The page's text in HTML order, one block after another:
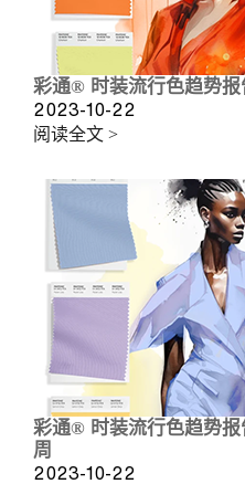
彩通® 时装流行色趋势
2023-10-22
阅读全文 >
彩通® 时装流行色趋势
周
2023-10-22